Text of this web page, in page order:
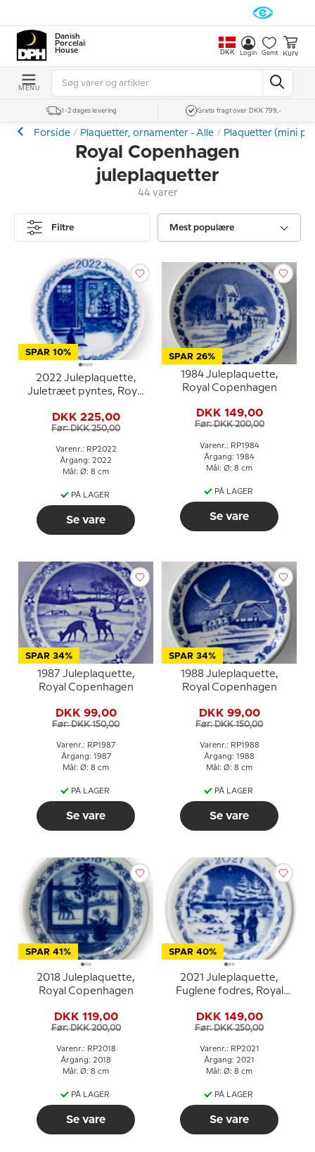
Danish
Porcelain
House
DKK Login Gemt Kurv
MENU
1-2 dages levering Gratis fragt over DKK 799,-
Forside Plaquetter, ornamenter - Alle Plaquetter (mini
Royal Copenhagen
juleplaquetter
44 varer
Filtre Mest populære
SPAR 10%
2022 Juleplaquette,
Juletræet pyntes, Royal
DKK 225,00
Før: DKK 250,00
Varenr.: RP2022
Årgang: 2022
Mål: Ø: 8 cm
PÅ LAGER
Se vare
SPAR 26%
1984 Juleplaquette,
Royal Copenhagen
DKK 149,00
Før: DKK 200,00
Varenr.: RP1984
Årgang: 1984
Mål: Ø: 8 cm
PÅ LAGER
Se vare
SPAR 34%
1987 Juleplaquette,
Royal Copenhagen
DKK 99,00
Før: DKK 150,00
Varenr.: RP1987
Årgang: 1987
Mål: Ø: 8 cm
PÅ LAGER
Se vare
SPAR 34%
1988 Juleplaquette,
Royal Copenhagen
DKK 99,00
Før: DKK 150,00
Varenr.: RP1988
Årgang: 1988
Mål: Ø: 8 cm
PÅ LAGER
Se vare
SPAR 41%
2018 Juleplaquette,
Royal Copenhagen
DKK 119,00
Før: DKK 200,00
Varenr.: RP2018
Årgang: 2018
Mål: Ø: 8 cm
PÅ LAGER
Se vare
SPAR 40%
2021 Juleplaquette,
Fuglene fodres, Royal
DKK 149,00
Før: DKK 250,00
Varenr.: RP2021
Årgang: 2021
Mål: Ø: 8 cm
PÅ LAGER
Se vare